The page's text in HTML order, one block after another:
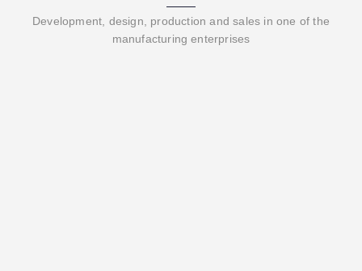
Development, design, production and sales in one of the
manufacturing enterprises